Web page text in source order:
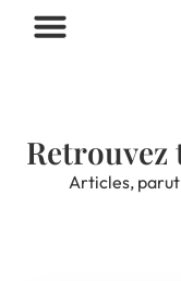
Retrouvez
Articles,